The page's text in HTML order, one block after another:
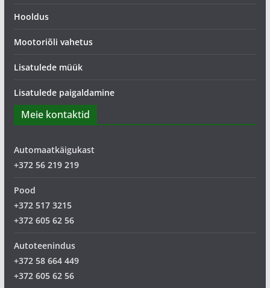
Hooldus
Mootoriõli vahetus
Lisatulede müük
Lisatulede paigaldamine
Meie kontaktid
Automaatkäigukast
+372 56 219 219
Pood
+372 517 3215
+372 605 62 56
Autoteenindus
+372 58 664 449
+372 605 62 56